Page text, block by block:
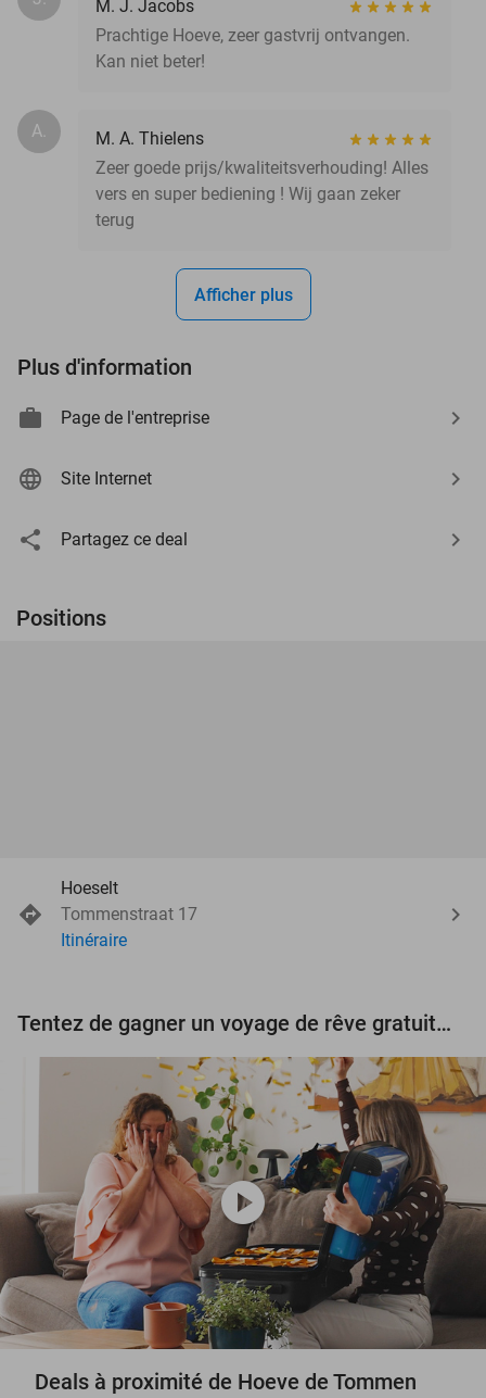
M. J. Jacobs
Prachtige Hoeve, zeer gastvrij ontvangen.
Kan niet beter!
A.
M. A. Thielens
Zeer goede prijs/kwaliteitsverhouding! Alles
vers en super bediening ! Wij gaan zeker
terug
Afficher plus
Plus d'information
Page de l'entreprise
Site Internet
Partagez ce deal
Positions
Hoeselt
Tommenstraat 17
Itinéraire
Tentez de gagner un voyage de rêve gratuit d'une valeur de 3.000 € !
play_circle
Deals à proximité de Hoeve de Tommen